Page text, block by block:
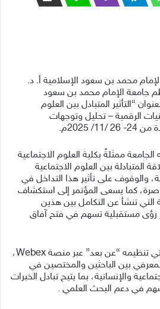
محمد بن سعود الإسلامية أ. د.
جامعة الإمام محمد بن سعود
“التأثير المتبادل بين العلوم
الرقمية – تحليل وتوجهات
2025م.
ممثلةً بكلية العلوم الاجتماعية
المتبادلة بين العلوم الاجتماعية
والوقوف على تأثير هذا التداخل في
كما يسعى المؤتمر إلى استكشاف
التي تنشأ عن التكامل بين هذين
رؤى مستقبلية تسهم في فتح آفاق
كما يسعى المؤتمر، الذي يأتي تنظيمه “عن بعد” عبر منصة Webex،
بين الباحثين والمختصين في
والإنسانية، بما يتيح تبادل الخبرات
في دعم البحث العلمي .